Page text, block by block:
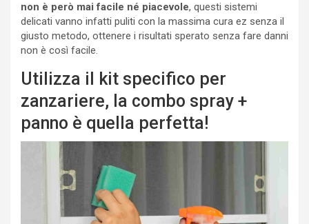
non è però mai facile né piacevole, questi sistemi
delicati vanno infatti puliti con la massima cura ez senza il
giusto metodo, ottenere i risultati sperato senza fare danni
non è così facile.
Utilizza il kit specifico per
zanzariere, la combo spray +
panno è quella perfetta!